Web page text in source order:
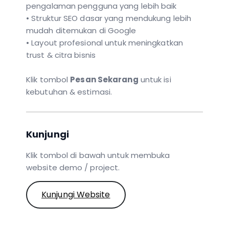
pengalaman pengguna yang lebih baik
• Struktur SEO dasar yang mendukung lebih
mudah ditemukan di Google
• Layout profesional untuk meningkatkan
trust & citra bisnis
Klik tombol Pesan Sekarang untuk isi
kebutuhan & estimasi.
Kunjungi
Klik tombol di bawah untuk membuka
website demo / project.
Kunjungi Website